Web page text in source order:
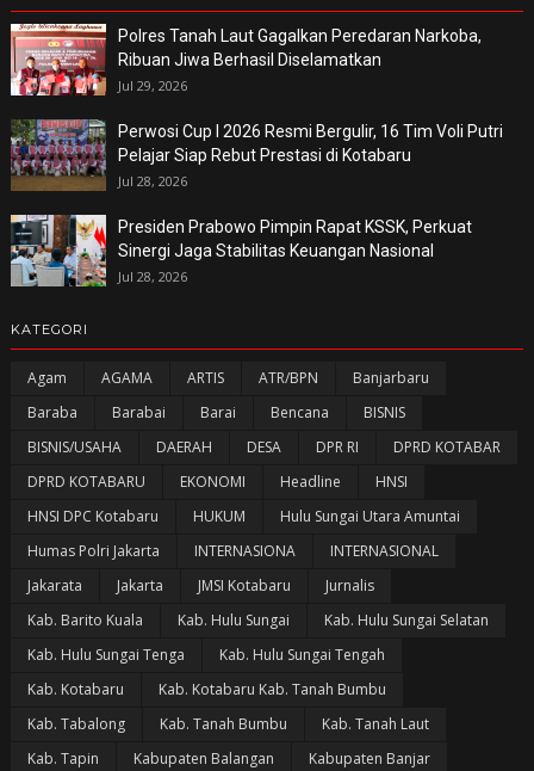
Polres Tanah Laut Gagalkan Peredaran Narkoba,
Ribuan Jiwa Berhasil Diselamatkan
Jul 29, 2026
Perwosi Cup I 2026 Resmi Bergulir, 16 Tim Voli Putri
Pelajar Siap Rebut Prestasi di Kotabaru
Jul 28, 2026
Presiden Prabowo Pimpin Rapat KSSK, Perkuat
Sinergi Jaga Stabilitas Keuangan Nasional
Jul 28, 2026
KATEGORI
Agam AGAMA ARTIS ATR/BPN
Banjarbaru
Baraba
Barabai Barai Bencana
BISNIS
BISNIS/USAHA
DAERAH DESA DPR RI
DPRD KOTABAR
DPRD KOTABARU
EKONOMI Headline
HNSI
HNSI DPC Kotabaru
HUKUM
Hulu Sungai Utara Amuntai
Humas Polri Jakarta
INTERNASIONA
INTERNASIONAL
Jakarata
Jakarta JMSI Kotabaru
Jurnalis
Kab. Barito Kuala
Kab. Hulu Sungai
Kab. Hulu Sungai Selatan
Kab. Hulu Sungai Tenga
Kab. Hulu Sungai Tengah
Kab. Kotabaru
Kab. Kotabaru Kab. Tanah Bumbu
Kab. Tabalong
Kab. Tanah Bumbu
Kab. Tanah Laut
Kab. Tapin
Kabupaten Balangan
Kabupaten Banjar